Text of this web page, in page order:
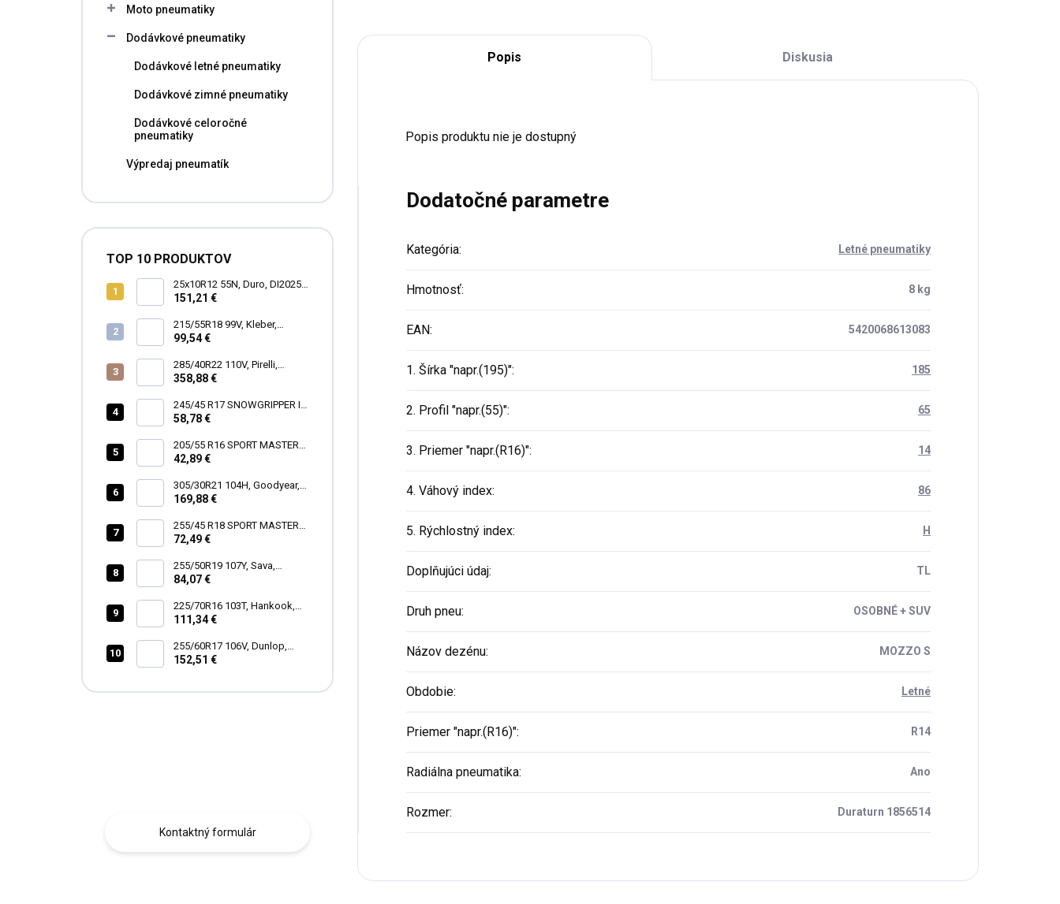
Moto pneumatiky
Dodávkové pneumatiky
Dodávkové letné pneumatiky
Dodávkové zimné pneumatiky
Dodávkové celoročné
pneumatiky
Výpredaj pneumatík
TOP 10 PRODUKTOV
25x10R12 55N, Duro, DI2025
POWER GRIP
151,21 €
215/55R18 99V, Kleber,
DYNAXER HP5 SUV
99,54 €
285/40R22 110V, Pirelli,
SCORPION ZERO ALL
358,88 €
245/45 R17 SNOWGRIPPER I
58,78 €
205/55 R16 SPORT MASTER
[91] V
42,89 €
305/30R21 104H, Goodyear,
EAGLE TOURING
169,88 €
255/45 R18 SPORT MASTER
72,49 €
255/50R19 107Y, Sava,
INTENSA SUV 2
84,07 €
225/70R16 103T, Hankook,
RF11 DYNAPRO AT2
111,34 €
255/60R17 106V, Dunlop,
SPORT RESPONSE
152,51 €
Kontaktný formulár
Popis Diskusia
Popis produktu nie je dostupný
Dodatočné parametre
Kategória: Letné pneumatiky
Hmotnosť: 8 kg
EAN: 5420068613083
1. Šírka "napr.(195)": 185
2. Profil "napr.(55)": 65
3. Priemer "napr.(R16)": 14
4. Váhový index: 86
5. Rýchlostný index: H
Doplňujúci údaj: TL
Druh pneu: OSOBNÉ + SUV
Názov dezénu: MOZZO S
Obdobie: Letné
Priemer "napr.(R16)": R14
Radiálna pneumatika: Ano
Rozmer: Duraturn 1856514